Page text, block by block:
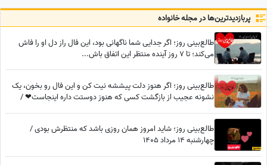
پربازدید‌ترین‌ها در مجله خانواده
طالع‌بینی روز؛ اگر جدایی شما ناگهانی بود، این فال راز دل او را فاش
می‌کند؛ تا 7 روز آینده منتظر این اتفاق باش...
طالع‌بینی روز؛ اگر هنوز دلت پیششه نیت کن و این فال رو بخون، یک
نشونه عجیب از بازگشت کسی که هنوز دوستت داره اینجاست❤ /
طالع‌بینی روز؛ شاید امروز همان روزی باشد که منتظرش بودی /
چهارشنبه 14 مرداد 1405